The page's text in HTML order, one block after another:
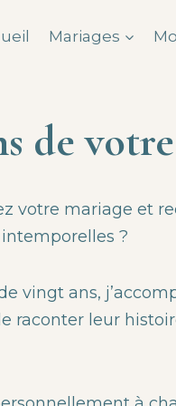
Mariages
de
votre mariage et
?
vingt ans,
raconter leur